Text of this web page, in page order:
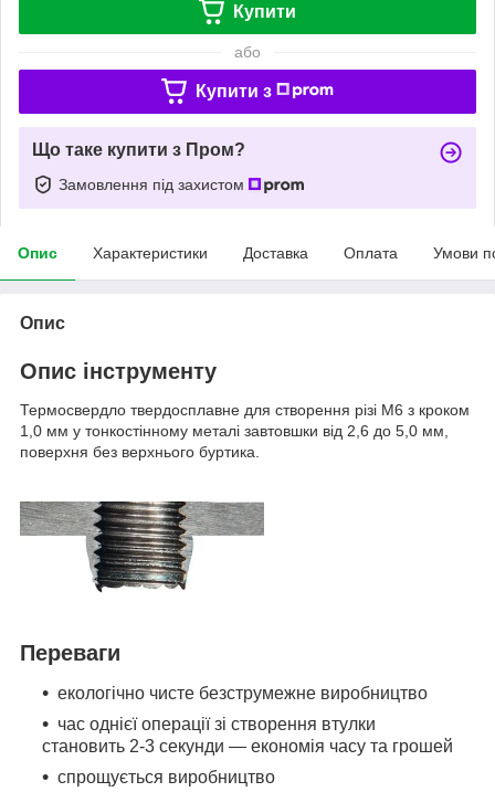
Купити
або
Купити з
Що таке купити з Пром?
Замовлення під захистом
Опис Характеристики Доставка Оплата Умови
Опис
Опис інструменту
Термосвердло твердосплавне для створення різі M6 з кроком
1,0 мм у тонкостінному металі завтовшки від 2,6 до 5,0 мм,
поверхня без верхнього буртика.
Переваги
екологічно чисте безструмежне виробництво
час однієї операції зі створення втулки
становить 2-3 секунди — економія часу та грошей
спрощується виробництво